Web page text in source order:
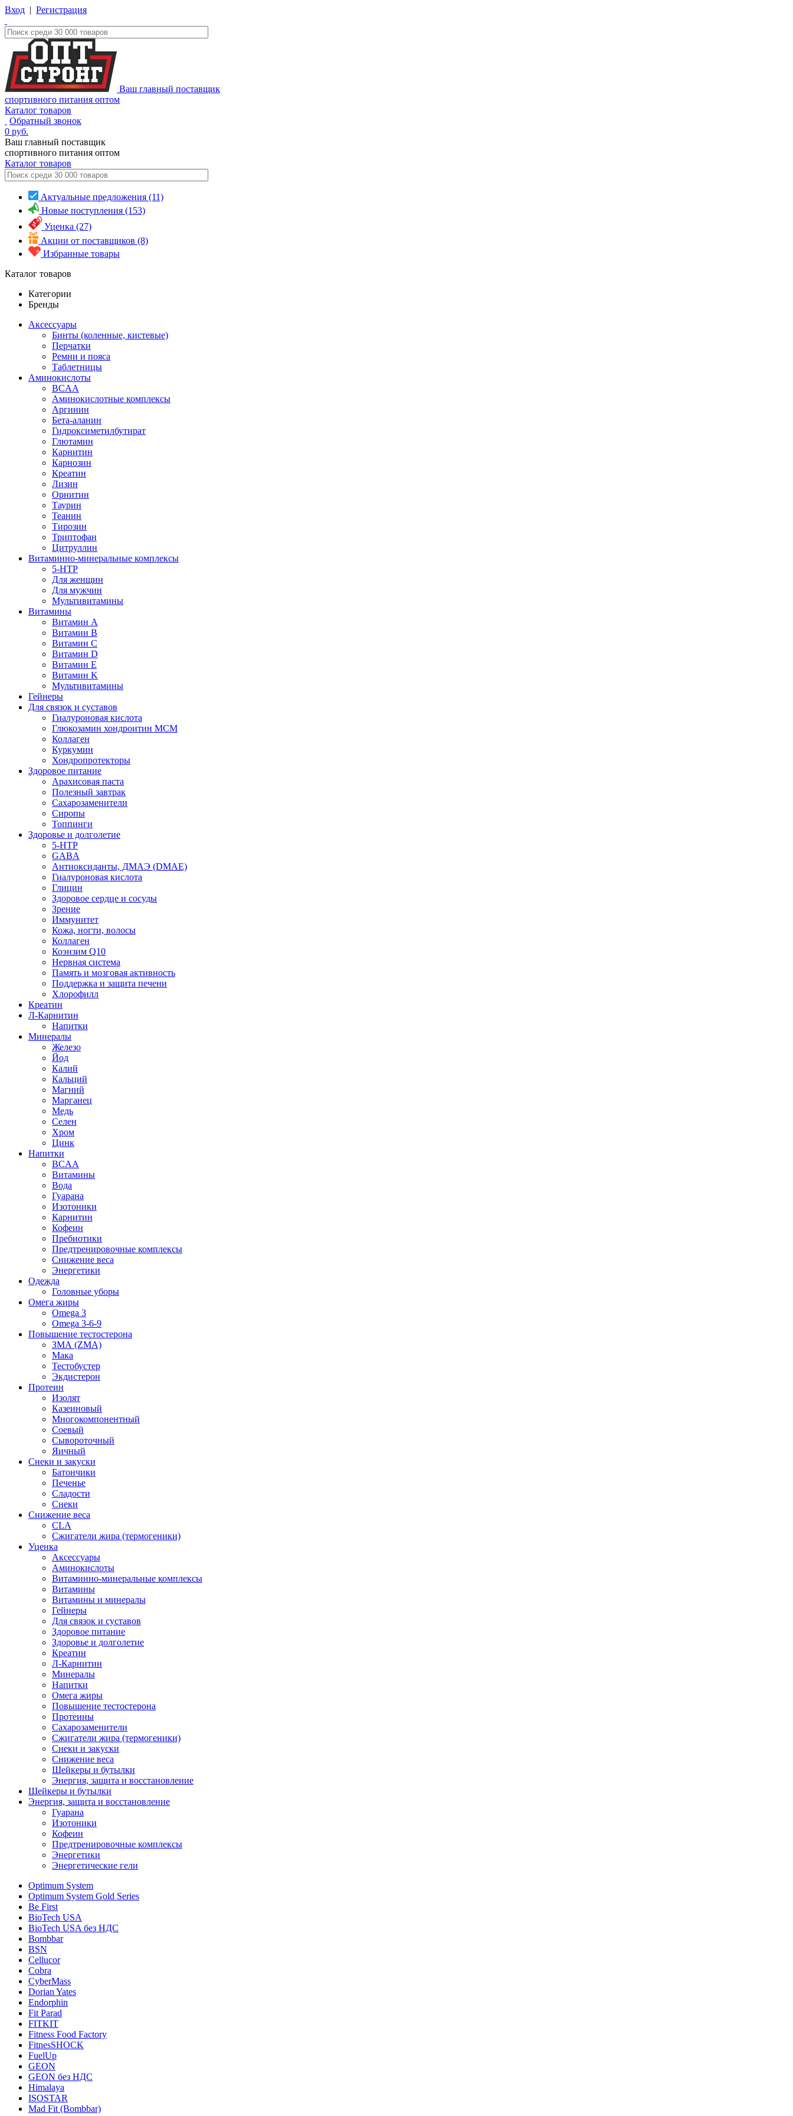
Вход | Регистрация
Ваш главный поставщик
спортивного питания оптом
Каталог товаров
Обратный звонок
0 руб.
Ваш главный поставщик
спортивного питания оптом
Каталог товаров
Актуальные предложения (11)
Новые поступления (153)
Уценка (27)
Акции от поставщиков (8)
Избранные товары
Каталог товаров
Категории
Бренды
Аксессуары
Бинты (коленные, кистевые)
Перчатки
Ремни и пояса
Таблетницы
Аминокислоты
BCAA
Аминокислотные комплексы
Аргинин
Бета-аланин
Гидроксиметилбутират
Глютамин
Карнитин
Карнозин
Креатин
Лизин
Орнитин
Таурин
Теанин
Тирозин
Триптофан
Цитруллин
Витаминно-минеральные комплексы
5-HTP
Для женщин
Для мужчин
Мультивитамины
Витамины
Витамин A
Витамин B
Витамин C
Витамин D
Витамин E
Витамин K
Мультивитамины
Гейнеры
Для связок и суставов
Гиалуроновая кислота
Глюкозамин хондроитин МСМ
Коллаген
Куркумин
Хондропротекторы
Здоровое питание
Арахисовая паста
Полезный завтрак
Сахарозаменители
Сиропы
Топпинги
Здоровье и долголетие
5-HTP
GABA
Антиоксиданты, ДМАЭ (DMAE)
Гиалуроновая кислота
Глицин
Здоровое сердце и сосуды
Зрение
Иммунитет
Кожа, ногти, волосы
Коллаген
Коэнзим Q10
Нервная система
Память и мозговая активность
Поддержка и защита печени
Хлорофилл
Креатин
Л-Карнитин
Напитки
Минералы
Железо
Йод
Калий
Кальций
Магний
Марганец
Медь
Селен
Хром
Цинк
Напитки
BCAA
Витамины
Вода
Гуарана
Изотоники
Карнитин
Кофеин
Пребиотики
Предтренировочные комплексы
Снижение веса
Энергетики
Одежда
Головные уборы
Омега жиры
Omega 3
Omega 3-6-9
Повышение тестостерона
ЗМА (ZMA)
Мака
Тестобустер
Экдистерон
Протеин
Изолят
Казеиновый
Многокомпонентный
Соевый
Сывороточный
Яичный
Снеки и закуски
Батончики
Печенье
Сладости
Снеки
Снижение веса
CLA
Сжигатели жира (термогеники)
Уценка
Аксессуары
Аминокислоты
Витаминно-минеральные комплексы
Витамины
Витамины и минералы
Гейнеры
Для связок и суставов
Здоровое питание
Здоровье и долголетие
Креатин
Л-Карнитин
Минералы
Напитки
Омега жиры
Повышение тестостерона
Протеины
Сахарозаменители
Сжигатели жира (термогеники)
Снеки и закуски
Снижение веса
Шейкеры и бутылки
Энергия, защита и восстановление
Шейкеры и бутылки
Энергия, защита и восстановление
Гуарана
Изотоники
Кофеин
Предтренировочные комплексы
Энергетики
Энергетические гели
Optimum System
Optimum System Gold Series
Be First
BioTech USA
BioTech USA без НДС
Bombbar
BSN
Cellucor
Cobra
CyberMass
Dorian Yates
Endorphin
Fit Parad
FITKIT
Fitness Food Factory
FitnesSHOCK
FuelUp
GEON
GEON без НДС
Himalaya
ISOSTAR
Mad Fit (Bombbar)